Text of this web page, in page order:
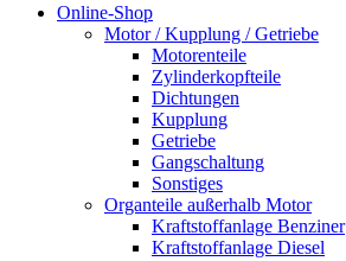
Online-Shop
Motor / Kupplung / Getriebe
Motorenteile
Zylinderkopfteile
Dichtungen
Kupplung
Getriebe
Gangschaltung
Sonstiges
Organteile außerhalb Motor
Kraftstoffanlage Benziner
Kraftstoffanlage Diesel